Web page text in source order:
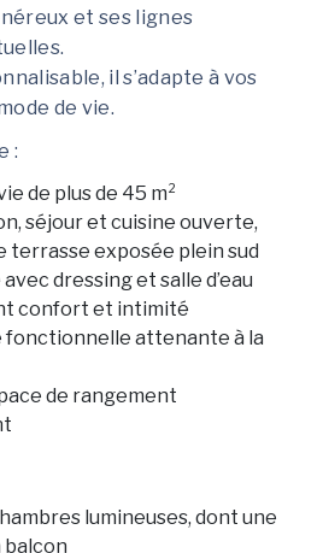
et ses lignes
il s’adapte à vos
de vie.
:
de plus de 45 m²
séjour et cuisine ouverte,
terrasse exposée plein sud
dressing et salle d’eau
confort et intimité
fonctionnelle attenante à la
de rangement
lumineuses, dont une
balcon